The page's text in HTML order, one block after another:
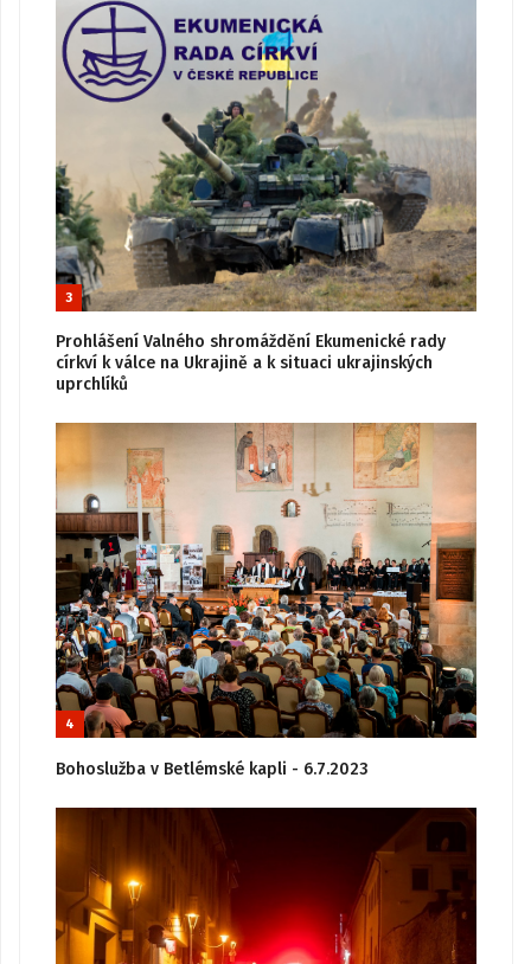
3
Prohlášení Valného shromáždění Ekumenické rady
církví k válce na Ukrajině a k situaci ukrajinských
uprchlíků
4
Bohoslužba v Betlémské kapli - 6.7.2023